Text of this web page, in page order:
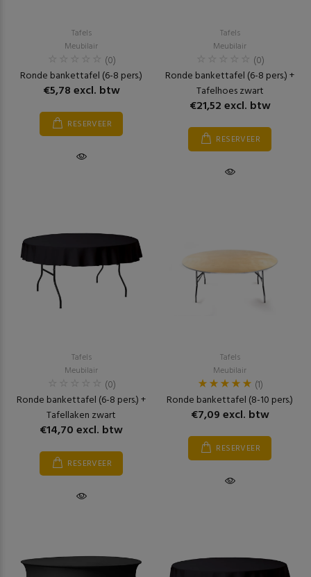
Tafels
Meubilair
(0)
Ronde bankettafel (6-8 pers.)
€5,78 excl. btw
RESERVEER
Tafels
Meubilair
(0)
Ronde bankettafel (6-8 pers.) +
Tafelhoes zwart
€21,52 excl. btw
RESERVEER
Tafels
Meubilair
(0)
Ronde bankettafel (6-8 pers.) +
Tafellaken zwart
€14,70 excl. btw
RESERVEER
Tafels
Meubilair
(1)
Ronde bankettafel (8-10 pers.)
€7,09 excl. btw
RESERVEER